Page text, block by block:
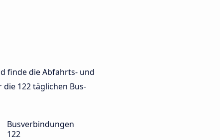
finde die Abfahrts- und
122 täglichen Bus-
Busverbindungen
122